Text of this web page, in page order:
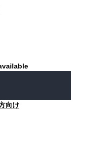
向け